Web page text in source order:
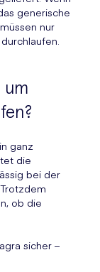
generische
nur
um
ganz
die
bei der
ob die
sicher –